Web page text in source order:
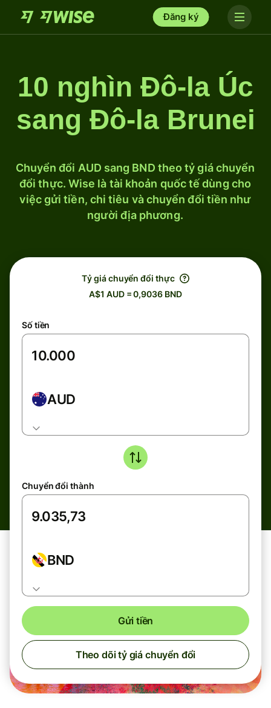
Đăng ký
10 nghìn Đô-la Úc
sang Đô-la Brunei
Chuyển đổi AUD sang BND theo tỷ giá chuyển
đổi thực. Wise là tài khoản quốc tế dùng cho
việc gửi tiền, chi tiêu và chuyển đổi tiền như
người địa phương.
Tỷ giá chuyển đổi thực
A$1 AUD = 0,9036 BND
Số tiền
AUD
Chuyển đổi thành
BND
Gửi tiền
Theo dõi tỷ giá chuyển đổi